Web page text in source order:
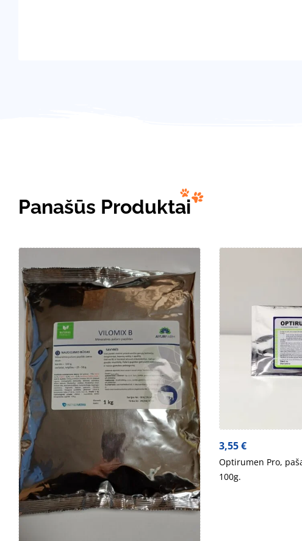
Panašūs Produktai
3,55€
Optirumen Pro,
100g.